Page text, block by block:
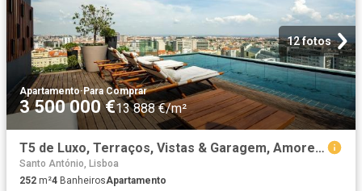
12 fotos
Apartamento·Para Comprar
3 500 000 €13 888 €/m²
T5 de Luxo, Terraços, Vistas & Garagem, Amoreiras 252m² São mamede
Santo António, Lisboa
252 m²4 BanheirosApartamento